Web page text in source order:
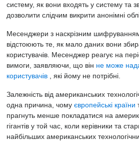
систему, як вони входять у систему та
дозволити слідчим викрити анонімні
Месенджери з наскрізним
відстоюють те, як мало даних вони
користувачів. Месенджер реагує на
вимоги, заявляючи, що він не може
користувачів , які йому не потрібні.
Залежність від американських
одна причина, чому європейські країни
прагнуть менше покладатися на
гігантів у той час, коли керівники та
найбільших американських